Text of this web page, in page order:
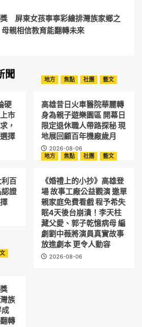
屏東女孩寧寧彩繪排灣族家鄉之
親相信教育能翻轉未來
聞
硬
市
，
擇
地方 焦點 社團 藝文
高雄昔日火車醫院華麗轉
身為親子遊樂園區 開幕日
限定退休職人帶路探秘 現
地展回顧百年機廠歲月
2026-08-06
百
證
地方 焦點 社團 藝文
《婚禮上的小抄》高雄登
場 故事工廠公益觀演 邀單
親家庭免費看戲 程予希失
眠4天後台崩潰！李天柱
藏父愛、郭子乾憶病母 編
劇劉中薇將演員真實故事
放進劇本 更令人動容
2026-08-06
獎
族
成
轉